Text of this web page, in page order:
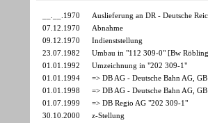
__.__.1970
Auslieferung an DR - Deutsche
07.12.1970
Abnahme
09.12.1970
Indienststellung
23.07.1982
Umbau in "112 309-0" [Bw
01.01.1992
Umzeichnung in "202 309-1"
01.01.1994
=> DB AG - Deutsche Bahn AG,
01.01.1998
=> DB AG - Deutsche Bahn AG,
01.07.1999
=> DB Regio AG "202 309-1"
30.10.2000
z-Stellung